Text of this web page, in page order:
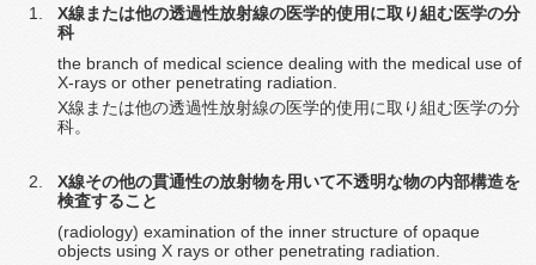
X線または他の透過性放射線の医学的使用に取り組む医学の分
科
the branch of medical science dealing with the medical use of
X-rays or other penetrating radiation.
X線または他の透過性放射線の医学的使用に取り組む医学の分
科。
X線その他の貫通性の放射物を用いて不透明な物の内部構造を
検査すること
(radiology) examination of the inner structure of opaque
objects using X rays or other penetrating radiation.